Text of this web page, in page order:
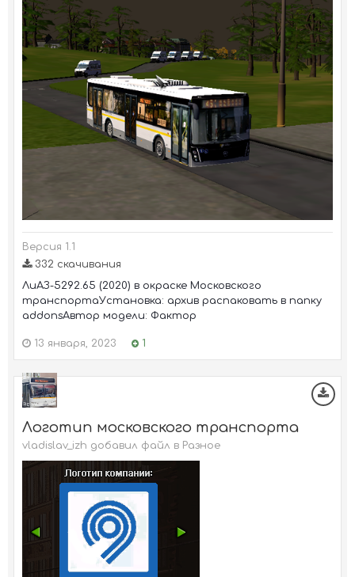
Версия 1.1
332 скачивания
ЛиАЗ-5292.65 (2020) в окраске Московского
транспортаУстановка: архив распаковать в папку
addonsАвтор модели: Фактор
13 января, 2023 1
Логотип московского транспорта
vladislav_izh добавил файл в Разное